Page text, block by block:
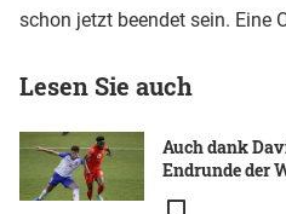
schon jetzt beendet sein. Eine
Lesen Sie auch
Auch dank
Endrunde der